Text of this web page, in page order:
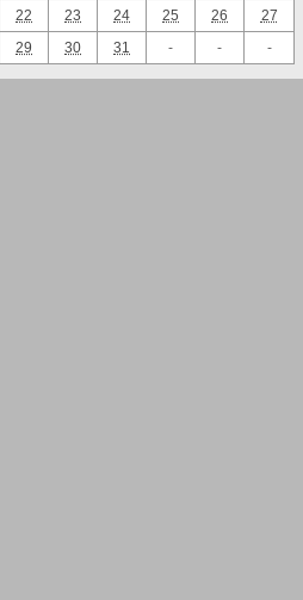
22 23 24 25 26
27
29 30 31 - - -